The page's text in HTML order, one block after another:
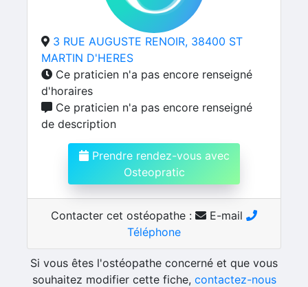
3 RUE AUGUSTE RENOIR, 38400 ST
MARTIN D'HERES
Ce praticien n'a pas encore renseigné
d'horaires
Ce praticien n'a pas encore renseigné
de description
Prendre rendez-vous avec
Osteopratic
Contacter cet ostéopathe :
E-mail
Téléphone
Si vous êtes l'ostéopathe concerné et que vous
souhaitez modifier cette fiche, contactez-nous